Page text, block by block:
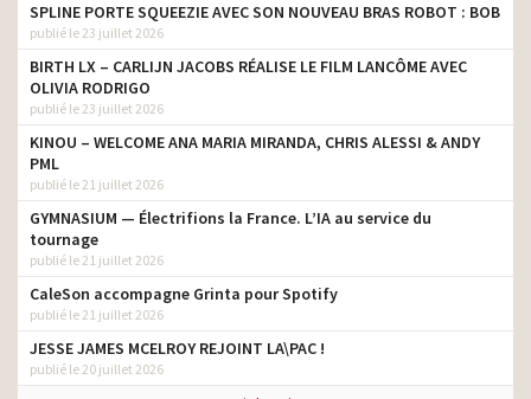
SPLINE PORTE SQUEEZIE AVEC SON NOUVEAU BRAS ROBOT : BOB
publié le 23 juillet 2026
BIRTH LX – CARLIJN JACOBS RÉALISE LE FILM LANCÔME AVEC
OLIVIA RODRIGO
publié le 23 juillet 2026
KINOU – WELCOME ANA MARIA MIRANDA, CHRIS ALESSI & ANDY
PML
publié le 21 juillet 2026
GYMNASIUM — Électrifions la France. L’IA au service du
tournage
publié le 21 juillet 2026
CaleSon accompagne Grinta pour Spotify
publié le 21 juillet 2026
JESSE JAMES MCELROY REJOINT LA\PAC !
publié le 20 juillet 2026